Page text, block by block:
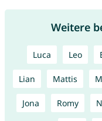
Weitere
Luca Leo
Lian Mattis
Jona Romy